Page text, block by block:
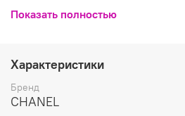
Показать полностью
Характеристики
Бренд
CHANEL